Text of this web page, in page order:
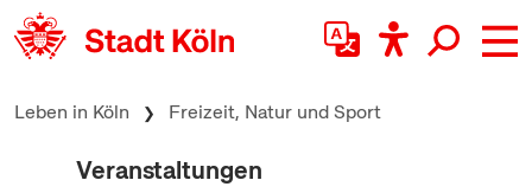
zum Inhalt springen
Leben in Köln Freizeit, Natur und Sport
Veranstaltungen